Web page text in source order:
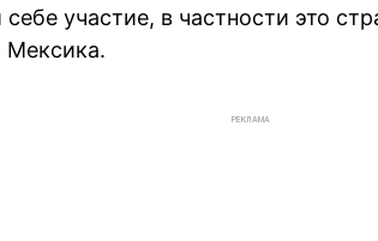
себе участие, в частности это
РЕКЛАМА